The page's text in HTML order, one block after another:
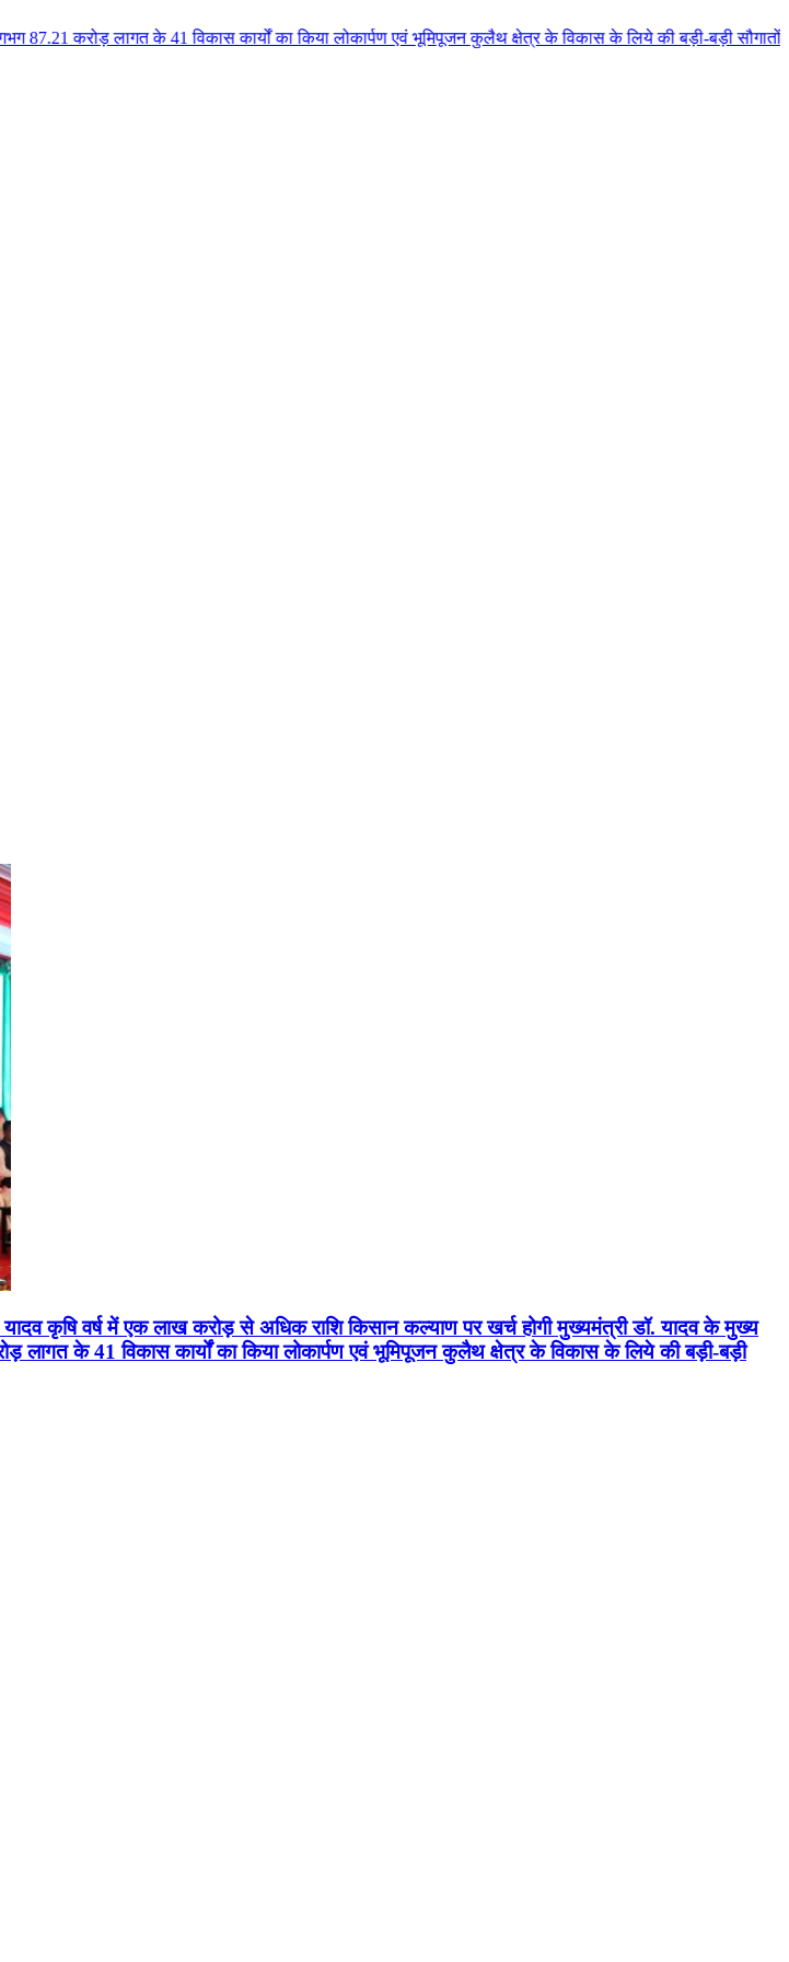
विकास कार्यों का किया लोकार्पण एवं भूमिपूजन कुलैथ क्षेत्र के विकास के लिये की बड़ी-बड़ी सौगातों की घोषणा कुलैथ
कृषि वर्ष में एक लाख करोड़ से अधिक राशि किसान कल्याण पर खर्च होगी मुख्यमंत्री डॉ. यादव के मुख्य
के 41 विकास कार्यों का किया लोकार्पण एवं भूमिपूजन कुलैथ क्षेत्र के विकास के लिये की बड़ी-बड़ी